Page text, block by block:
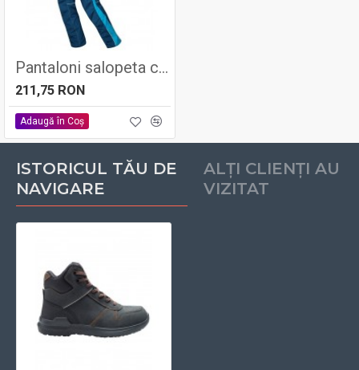
Pantaloni salopeta cu pieptar URBAN, 65% poliester - 35% bumbac, 270gr/mp - Ardon
211,75 RON
Adaugă în Coş
ISTORICUL TĂU DE
NAVIGARE
ALȚI CLIENȚI AU
VIZITAT